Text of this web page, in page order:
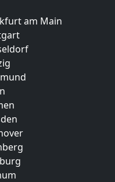
am Main